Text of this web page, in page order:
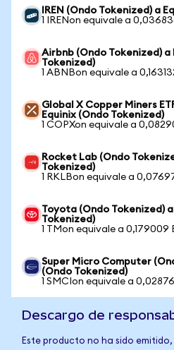
IREN (Ondo Tokenized) a
1 IRENon equivale a
Airbnb (Ondo Tokenized) a
Tokenized)
1 ABNBon equivale a
Global X Copper Miners
Equinix (Ondo Tokenized)
1 COPXon equivale a
Rocket Lab (Ondo
Tokenized)
1 RKLBon equivale a
Toyota (Ondo Tokenized)
Tokenized)
1 TMon equivale a 0,179009
Super Micro Computer
(Ondo Tokenized)
1 SMCIon equivale a
Descargo de
Este producto no ha sido